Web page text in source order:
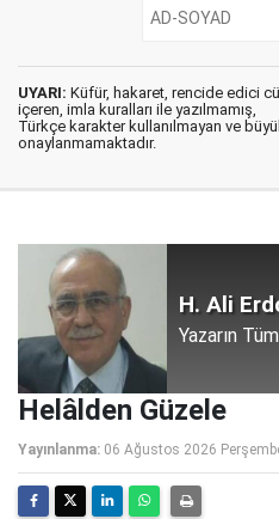
UYARI: Küfür, hakaret, rencide edici
içeren, imla kuralları ile yazılmamış,
Türkçe karakter kullanılmayan ve
onaylanmamaktadır.
H. Ali
Yazarın
Helâlden Güzele
Yayınlanma: 06 Ağustos 2026